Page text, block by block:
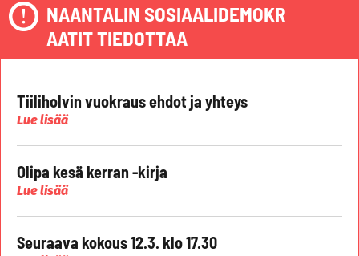
NAANTALIN SOSIAALIDEMOKR
AATIT TIEDOTTAA
Tiiliholvin vuokraus ehdot ja yhteys
Lue lisää
Olipa kesä kerran -kirja
Lue lisää
Seuraava kokous 12.3. klo 17.30